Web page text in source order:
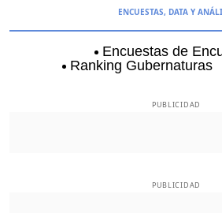
ENCUESTAS, DATA Y
Encuestas de
Ranking Gubernaturas
PUBLICIDAD
PUBLICIDAD